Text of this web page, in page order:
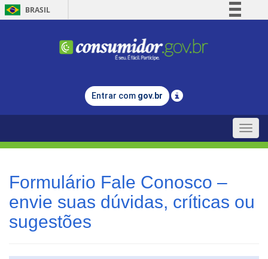
BRASIL
Comunica BR
Legislação
Entrar com gov.br
Toggle
Formulário Fale Conosco –
envie suas dúvidas, críticas ou
sugestões